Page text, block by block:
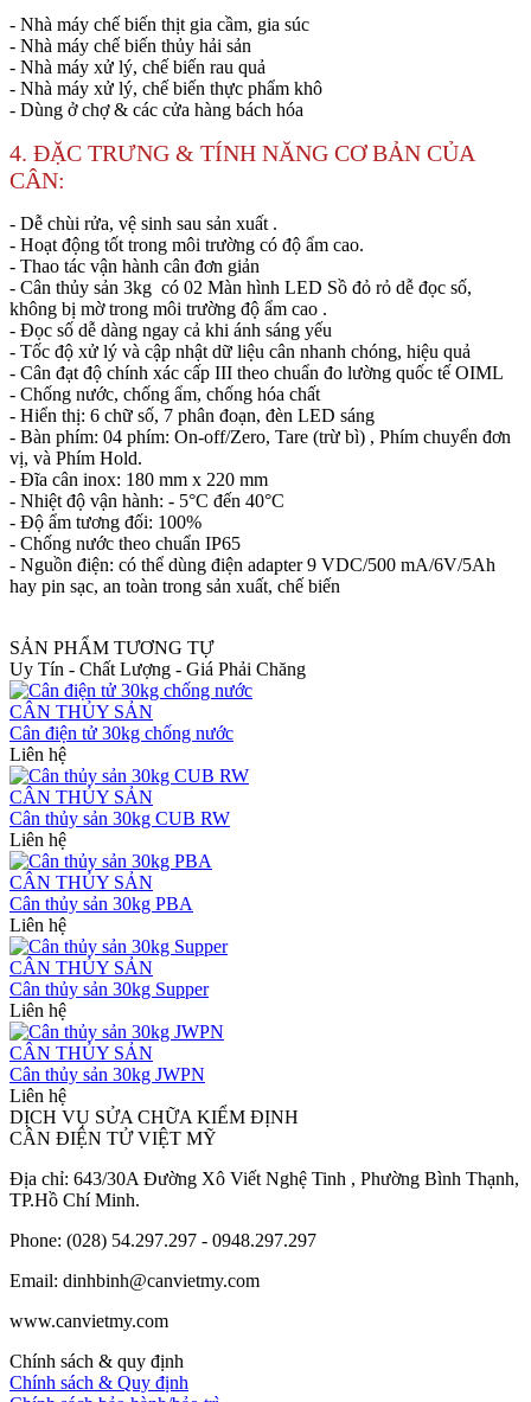
- Nhà máy chế biến thịt gia cầm, gia súc
- Nhà máy chế biến thủy hải sản
- Nhà máy xử lý, chế biến rau quả
- Nhà máy xử lý, chế biến thực phẩm khô
- Dùng ở chợ & các cửa hàng bách hóa
4. ĐẶC TRƯNG & TÍNH NĂNG CƠ BẢN CỦA
CÂN:
- Dễ chùi rửa, vệ sinh sau sản xuất .
- Hoạt động tốt trong môi trường có độ ẩm cao.
- Thao tác vận hành cân đơn giản
- Cân thủy sản 3kg có 02 Màn hình LED Sồ đỏ rỏ dễ đọc số,
không bị mờ trong môi trường độ ẩm cao .
- Đọc số dễ dàng ngay cả khi ánh sáng yếu
- Tốc độ xử lý và cập nhật dữ liệu cân nhanh chóng, hiệu quả
- Cân đạt độ chính xác cấp III theo chuẩn đo lường quốc tế OIML
- Chống nước, chống ẩm, chống hóa chất
- Hiển thị: 6 chữ số, 7 phân đoạn, đèn LED sáng
- Bàn phím: 04 phím: On-off/Zero, Tare (trừ bì) , Phím chuyển đơn
vị, và Phím Hold.
- Đĩa cân inox: 180 mm x 220 mm
- Nhiệt độ vận hành: - 5°C đến 40°C
- Độ ẩm tương đối: 100%
- Chống nước theo chuẩn IP65
- Nguồn điện: có thể dùng điện adapter 9 VDC/500 mA/6V/5Ah
hay pin sạc, an toàn trong sản xuất, chế biến
SẢN PHẨM TƯƠNG TỰ
Uy Tín - Chất Lượng - Giá Phải Chăng
CÂN THỦY SẢN
Cân điện tử 30kg chống nước
Liên hệ
CÂN THỦY SẢN
Cân thủy sản 30kg CUB RW
Liên hệ
CÂN THỦY SẢN
Cân thủy sản 30kg PBA
Liên hệ
CÂN THỦY SẢN
Cân thủy sản 30kg Supper
Liên hệ
CÂN THỦY SẢN
Cân thủy sản 30kg JWPN
Liên hệ
DỊCH VỤ SỬA CHỮA KIỂM ĐỊNH
CÂN ĐIỆN TỬ VIỆT MỸ
Địa chỉ: 643/30A Đường Xô Viết Nghệ Tinh , Phường Bình Thạnh,
TP.Hồ Chí Minh.
Phone: (028) 54.297.297 - 0948.297.297
Email: dinhbinh@canvietmy.com
www.canvietmy.com
Chính sách & quy định
Chính sách & Quy định